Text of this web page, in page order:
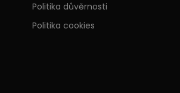
Politika důvěrnosti
Politika cookies